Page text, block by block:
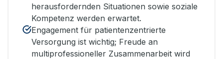
herausfordernden Situationen sowie soziale
Kompetenz werden erwartet.
Engagement für patientenzentrierte
Versorgung ist wichtig; Freude an
multiprofessioneller Zusammenarbeit wird